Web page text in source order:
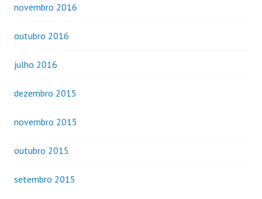
novembro 2016
outubro 2016
julho 2016
dezembro 2015
novembro 2015
outubro 2015
setembro 2015